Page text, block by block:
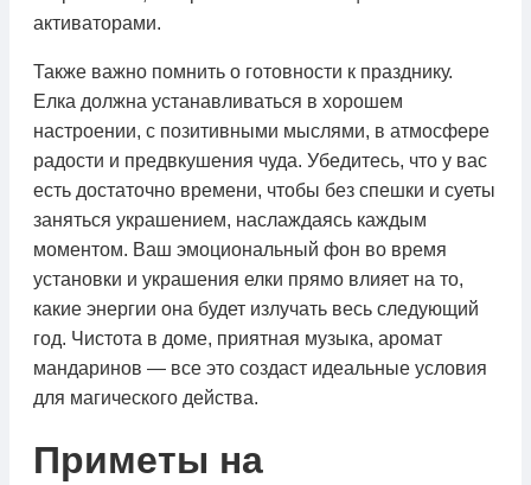
активаторами.
Также важно помнить о готовности к празднику.
Елка должна устанавливаться в хорошем
настроении, с позитивными мыслями, в атмосфере
радости и предвкушения чуда. Убедитесь, что у вас
есть достаточно времени, чтобы без спешки и суеты
заняться украшением, наслаждаясь каждым
моментом. Ваш эмоциональный фон во время
установки и украшения елки прямо влияет на то,
какие энергии она будет излучать весь следующий
год. Чистота в доме, приятная музыка, аромат
мандаринов — все это создаст идеальные условия
для магического действа.
Приметы на